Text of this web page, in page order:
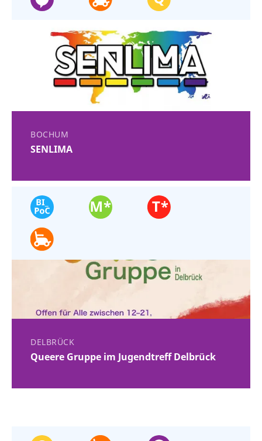
BOCHUM
SENLIMA
DELBRÜCK
Queere Gruppe im Jugendtreff Delbrück